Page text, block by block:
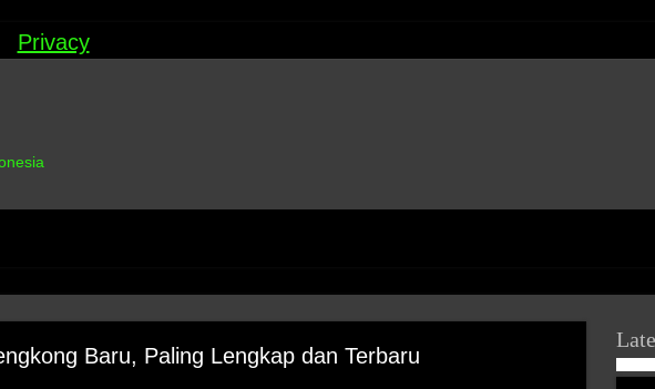
Privacy
Baru, Paling Lengkap dan Terbaru